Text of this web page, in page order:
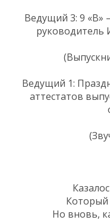
Ведущий 3: 9 «В»
руководитель
Ведущий 1:
аттестатов
Который
Но вновь,